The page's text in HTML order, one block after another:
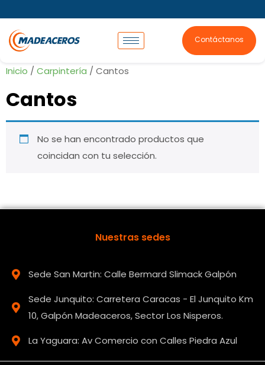
Contáctanos
Inicio / Carpintería / Cantos
Cantos
No se han encontrado productos que
coincidan con tu selección.
Nuestras sedes
Sede San Martin: Calle Bermard Slimack Galpón
Sede Junquito: Carretera Caracas - El Junquito Km
10, Galpón Madeaceros, Sector Los Nisperos.
La Yaguara: Av Comercio con Calles Piedra Azul